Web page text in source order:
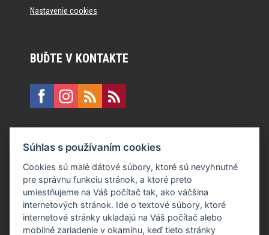
Nastavenie cookies
BUĎTE V KONTAKTE
E:recepcia@formfactory.sk
Form Factory Slovakia s.r.o., Ružová dolina 480/6, 821 08
Bratislava
Za publikovaný obsah sú zodpovední jednotliví autori.
Súhlas s používaním cookies
Cookies sú malé dátové súbory, ktoré sú nevyhnutné
pre správnu funkciu stránok, a ktoré preto
umiestňujeme na Váš počítač tak, ako väčšina
internetových stránok. Ide o textové súbory, ktoré
internetové stránky ukladajú na Váš počítač alebo
mobilné zariadenie v okamihu, keď tieto stránky